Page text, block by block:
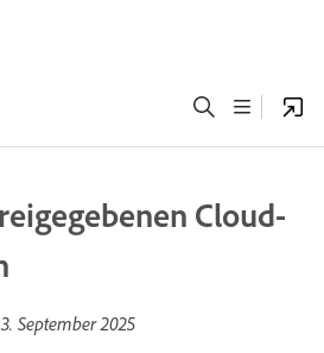
Cloud-
3. September 2025